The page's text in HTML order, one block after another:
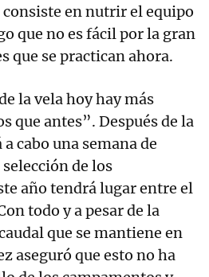
en nutrir el equipo
que no es fácil por la gran
que se practican ahora.
la vela hoy hay más
que antes”. Después de la
cabo una semana de
de los
año tendrá lugar entre el
todo y a pesar de la
que se mantiene en
aseguró que esto no ha